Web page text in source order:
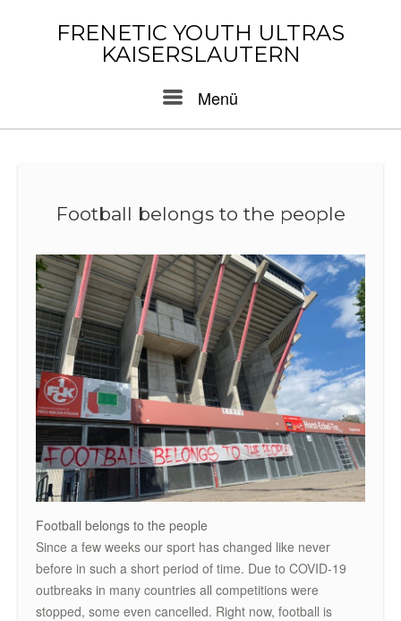
FRENETIC YOUTH ULTRAS
KAISERSLAUTERN
Menü
Football belongs to the people
Football belongs to the people
Since a few weeks our sport has changed like never
before in such a short period of time. Due to COVID-19
outbreaks in many countries all competitions were
stopped, some even cancelled. Right now, football is